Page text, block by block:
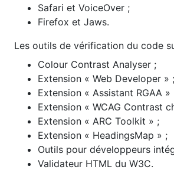
Safari et VoiceOver ;
Firefox et Jaws.
Les outils de vérification du code
Colour Contrast Analyser ;
Extension « Web Developer » ;
Extension « Assistant RGAA »
Extension « WCAG Contrast
Extension « ARC Toolkit » ;
Extension « HeadingsMap » ;
Outils pour développeurs
Validateur HTML du W3C.